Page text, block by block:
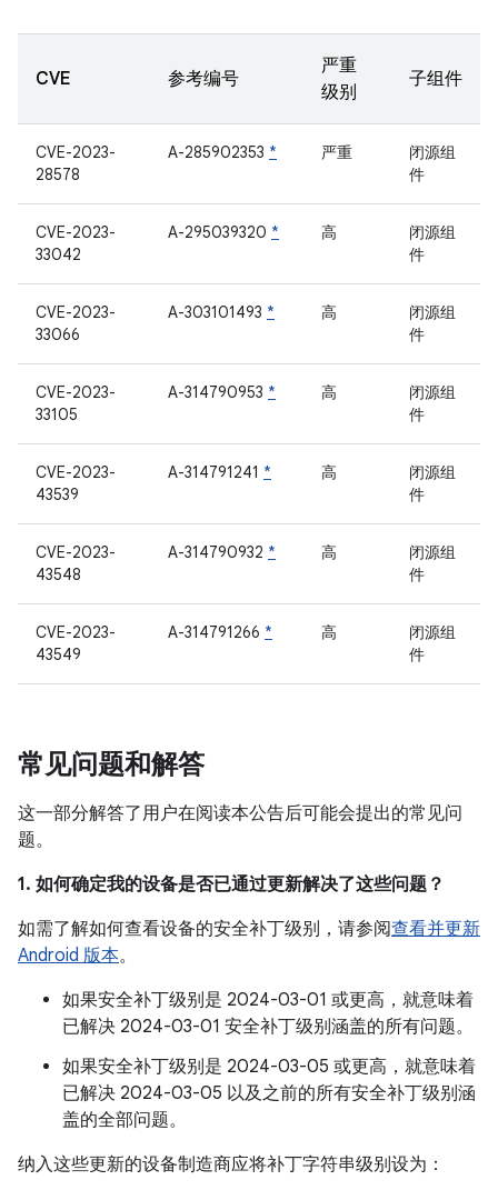
CVE 参考编号
严重
级别
子组件
CVE-2023-
28578
A-285902353 * 严重
闭源组
件
CVE-2023-
33042
A-295039320 * 高
闭源组
件
CVE-2023-
33066
A-303101493 * 高
闭源组
件
CVE-2023-
33105
A-314790953 * 高
闭源组
件
CVE-2023-
43539
A-314791241 * 高
闭源组
件
CVE-2023-
43548
A-314790932 * 高
闭源组
件
CVE-2023-
43549
A-314791266 * 高
闭源组
件
常见问题和解答
这一部分解答了用户在阅读本公告后可能会提出的常见问
题。
1. 如何确定我的设备是否已通过更新解决了这些问题？
如需了解如何查看设备的安全补丁级别，请参阅查看并更新
Android 版本。
如果安全补丁级别是 2024-03-01 或更高，就意味着
已解决 2024-03-01 安全补丁级别涵盖的所有问题。
如果安全补丁级别是 2024-03-05 或更高，就意味着
已解决 2024-03-05 以及之前的所有安全补丁级别涵
盖的全部问题。
纳入这些更新的设备制造商应将补丁字符串级别设为：